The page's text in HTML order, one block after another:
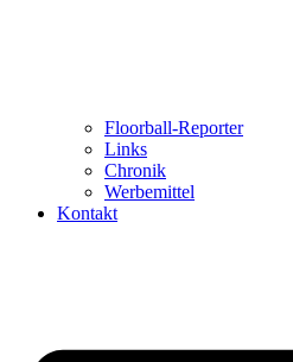
Floorball-Reporter
Links
Chronik
Werbemittel
Kontakt